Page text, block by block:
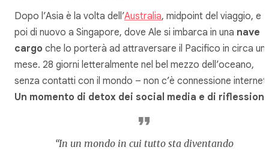
Dopo l’Asia è la volta dell’Australia, midpoint del viaggio, e
poi di nuovo a Singapore, dove Ale si imbarca in una nave
cargo che lo porterà ad attraversare il Pacifico in circa un
mese. 28 giorni letteralmente nel bel mezzo dell’oceano,
senza contatti con il mondo – non c’è connessione internet.
Un momento di detox dei social media e di
“In un mondo in cui tutto sta diventando